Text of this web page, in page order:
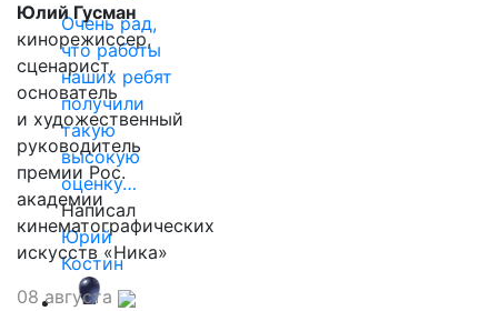
Очень рад,
что работы
наших ребят
получили
такую
высокую
оценку…
Написал
Юрий
Костин
Юлий Гусман
кинорежиссер,
сценарист,
основатель
и художественный
руководитель
премии Рос.
академии
кинематографических
искусств «Ника»
08 августа